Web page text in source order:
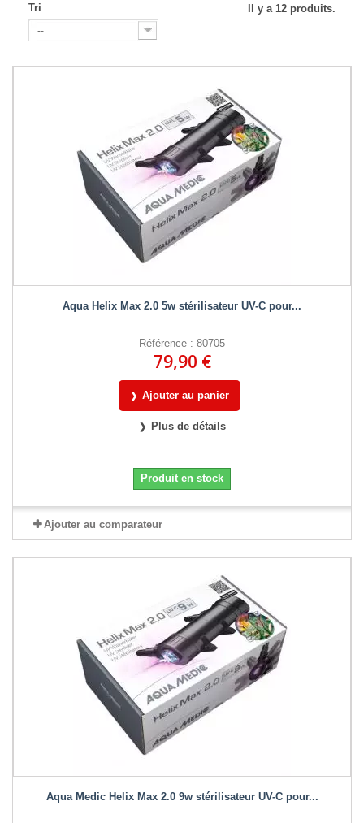
Tri
--
Il y a 12 produits.
Aqua Helix Max 2.0 5w stérilisateur UV-C pour...
Référence : 80705
79,90 €
Ajouter au panier
Plus de détails
Produit en stock
Ajouter au comparateur
Aqua Medic Helix Max 2.0 9w stérilisateur UV-C pour...